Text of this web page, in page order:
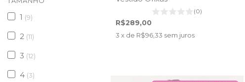
1 (9)
2 (11)
3 (12)
4 (3)
(0)
R$289,00
3 x de R$96,33 sem juros